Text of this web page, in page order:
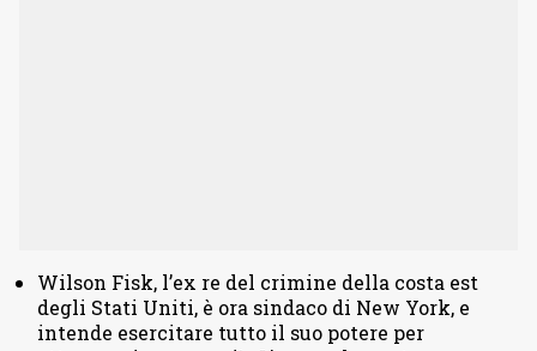
Wilson Fisk, l’ex re del crimine della costa est
degli Stati Uniti, è ora sindaco di New York, e
intende esercitare tutto il suo potere per